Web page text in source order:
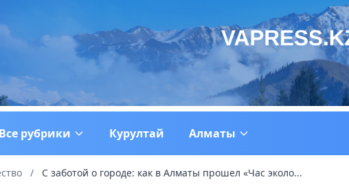
Все рубрики Курултай Алматы
/ С заботой о городе: как в Алматы прошел «Час эколо...